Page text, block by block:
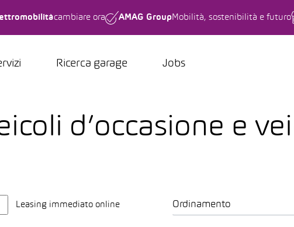
cambiare ora AMAG Group Mobilità, sostenibilità e futuro
Ricerca garage Jobs
d’occasione e
Leasing immediato online Ordinamento